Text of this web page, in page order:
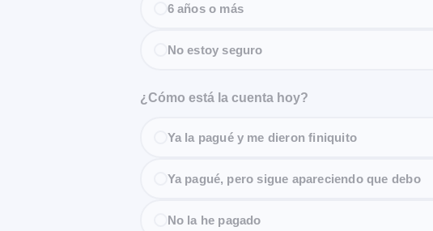
6 años o más
No estoy seguro
¿Cómo está la cuenta hoy?
Ya la pagué y me dieron finiquito
Ya pagué, pero sigue apareciendo que debo
No la he pagado